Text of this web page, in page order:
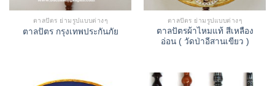
ตาลปัตร ย่ามรูปแบบต่างๆ
ตาลปัตร กรุงเทพประกันภัย
ตาลปัตร ย่ามรูปแบบต่างๆ
ตาลปัตรผ้าไหมแท้ สีเหลือง
อ่อน ( วัดป่าอีสานเขียว )